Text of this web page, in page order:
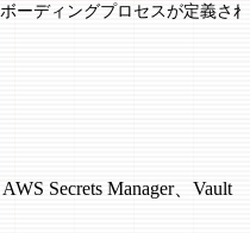
ーディングプロセスが定義さ
Secrets Manager、Vault